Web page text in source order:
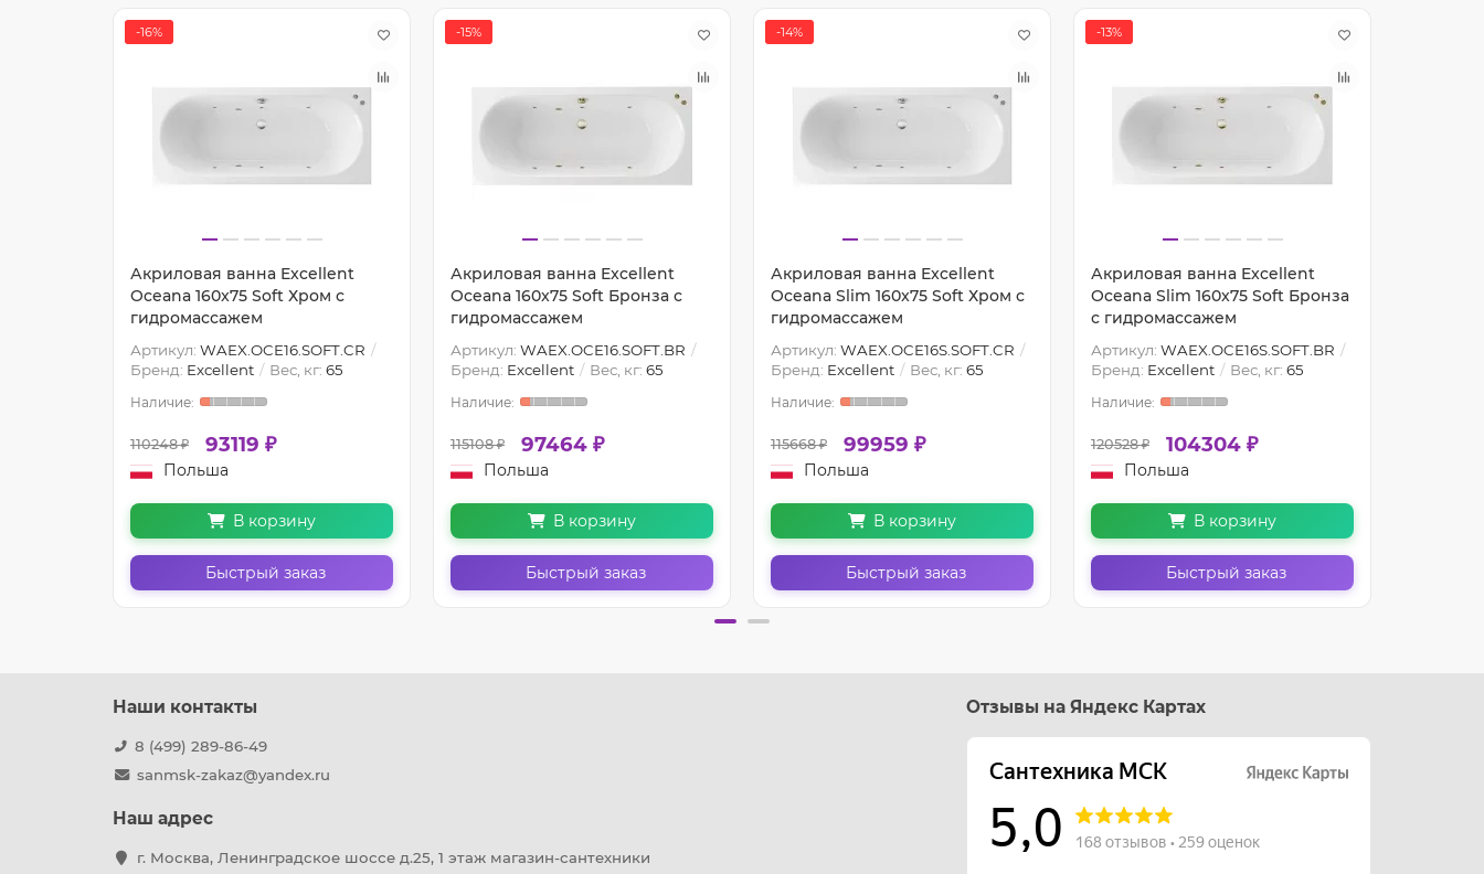
-16%
Акриловая ванна Excellent
Oceana 160x75 Soft Хром с
гидромассажем
Артикул: WAEX.OCE16.SOFT.CR
Бренд: Excellent Вес, кг: 65
110248 ₽ 93119 ₽
Польша
В корзину
Быстрый заказ
-15%
Акриловая ванна Excellent
Oceana 160x75 Soft Бронза с
гидромассажем
Артикул: WAEX.OCE16.SOFT.BR
Бренд: Excellent Вес, кг: 65
115108 ₽ 97464 ₽
Польша
В корзину
Быстрый заказ
-14%
Акриловая ванна Excellent
Oceana Slim 160x75 Soft Хром с
гидромассажем
Артикул: WAEX.OCE16S.SOFT.CR
Бренд: Excellent Вес, кг: 65
115668 ₽ 99959 ₽
Польша
В корзину
Быстрый заказ
-13%
Акриловая ванна Excellent
Oceana Slim 160x75 Soft Бронза
с гидромассажем
Артикул: WAEX.OCE16S.SOFT.BR
Бренд: Excellent Вес, кг: 65
120528 ₽ 104304 ₽
Польша
В корзину
Быстрый заказ
Наши контакты
8 (499) 289-86-49
sanmsk-zakaz@yandex.ru
Наш адрес
г. Москва, Ленинградское шоссе д.25, 1 этаж магазин-сантехники
Отзывы на Яндекс Картах